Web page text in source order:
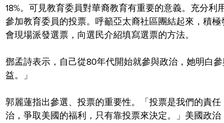
18%。可見教育委員對華裔教育有重要的意義。充分
參加教育委員的投票。呼籲亞太裔社區團結起來，積
會現場派發選票，向選民介紹填寫選票的方法。
鄧孟詩表示，自己從80年代開始就參與政治，她明白
益。」
郭麗蓮指出參選、投票的重要性。「投票是我們的責
治，爭取美國的福利，只有靠投票來決定。」美國政